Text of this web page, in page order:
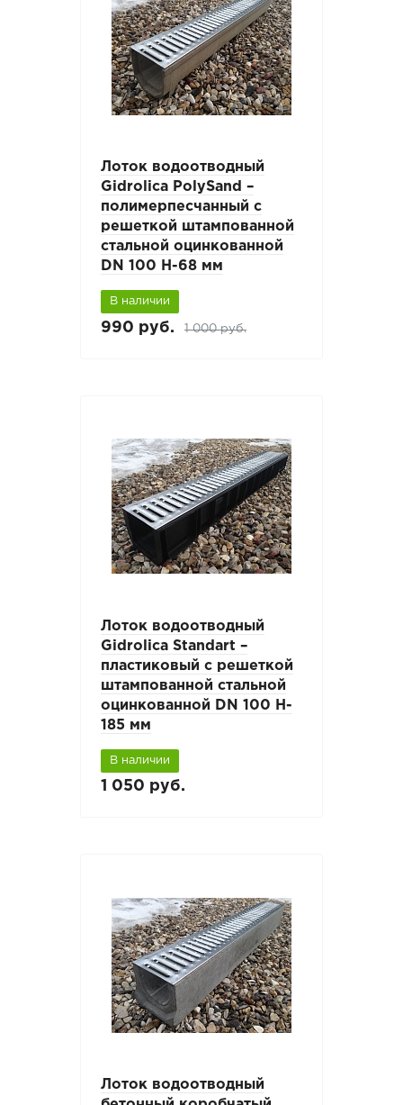
Лоток водоотводный
Gidrolica PolySand –
полимерпесчанный c
решеткой штампованной
стальной оцинкованной
DN 100 H-68 мм
В наличии
990 руб. 1 000 руб.
Лоток водоотводный
Gidrolica Standart –
пластиковый с решеткой
штампованной стальной
оцинкованной DN 100 H-
185 мм
В наличии
1 050 руб.
Лоток водоотводный